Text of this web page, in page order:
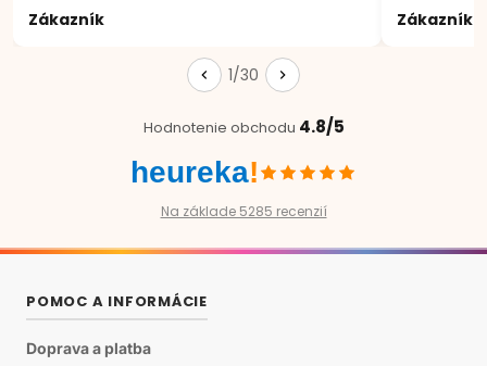
Zákazník Zákazník
1/30
Hodnotenie obchodu 4.8/5
heureka!
Na základe 5285 recenzií
POMOC A INFORMÁCIE
Doprava a platba